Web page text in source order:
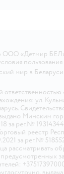
ООО «Детмир
пользования
мир в Беларуси
ул.
Минским
за рег.№
реестр
за рег.№
рассматривать